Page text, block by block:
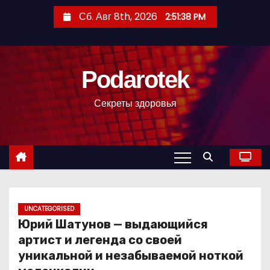
с
Сб. Авг 8th, 2026 2:51:39 PM
Podarotek
Секреты здоровья
UNCATEGORISED
Юрий Шатунов — выдающийся
артист и легенда со своей
уникальной и незабываемой ноткой